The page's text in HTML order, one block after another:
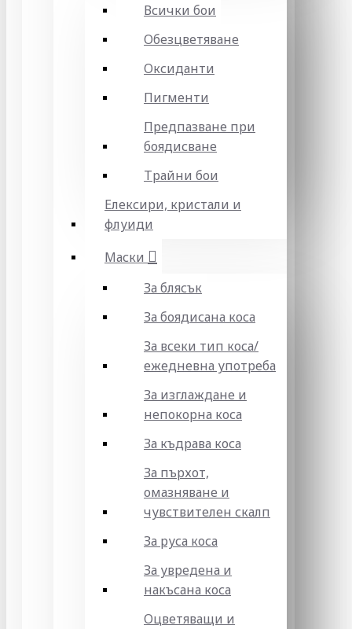
Всички бои
Обезцветяване
Оксиданти
Пигменти
Предпазване при
боядисване
Трайни бои
Елексири, кристали и
флуиди
Маски
За блясък
За боядисана коса
За всеки тип коса/
ежедневна употреба
За изглаждане и
непокорна коса
За къдрава коса
За пърхот,
омазняване и
чувствителен скалп
За руса коса
За увредена и
накъсана коса
Оцветяващи и